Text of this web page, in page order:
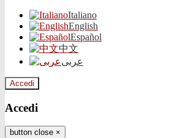
Italiano
English
Español
中文
عربى
Accedi
Accedi
button close ×